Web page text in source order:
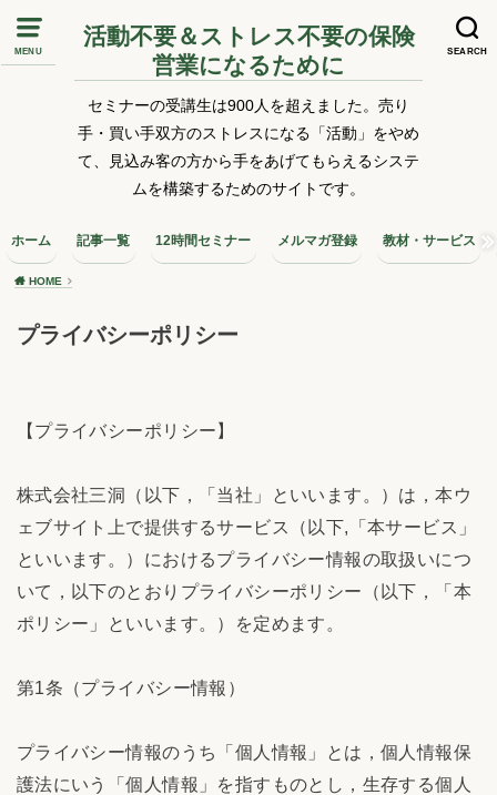
MENU SEARCH
活動不要＆ストレス不要の保険
営業になるために
セミナーの受講生は900人を超えました。売り
手・買い手双方のストレスになる「活動」をやめ
て、見込み客の方から手をあげてもらえるシステ
ムを構築するためのサイトです。
ホーム 記事一覧 12時間セミナー メルマガ登録 教材・サービス
HOME
プライバシーポリシー
【プライバシーポリシー】
株式会社三洞（以下，「当社」といいます。）は，本ウ
ェブサイト上で提供するサービス（以下,「本サービス」
といいます。）におけるプライバシー情報の取扱いにつ
いて，以下のとおりプライバシーポリシー（以下，「本
ポリシー」といいます。）を定めます。
第1条（プライバシー情報）
プライバシー情報のうち「個人情報」とは，個人情報保
護法にいう「個人情報」を指すものとし，生存する個人